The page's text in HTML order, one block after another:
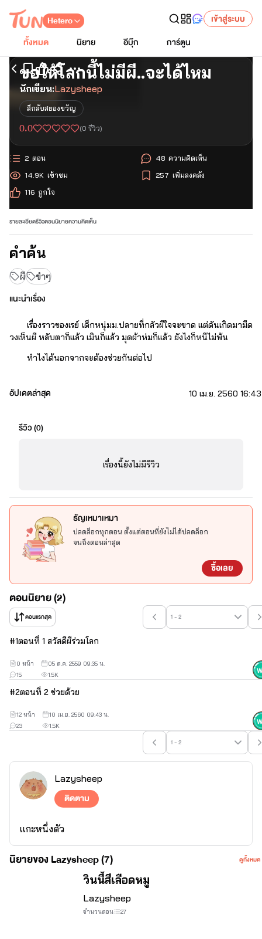
Hetero
เข้าสู่ระบบ
ทั้งหมด
นิยาย อีบุ๊ก การ์ตูน
เริ่มอ่านตอนแรก
ขอให้โลกนี้ไม่มีผี..จะได้ไหม
นักเขียน:Lazysheep
ลึกลับสยองขวัญ
0.0 (0 รีวิว)
ตอน
2
เข้าชม
14.9K
ถูกใจ
116
ความคิดเห็น
48
เพิ่มลงคลัง
257
รายละเอียดรีวิวตอนนิยายความคิดเห็น
คำค้น
ผี ขำๆ
แนะนำเรื่อง
เรื่องราวของเรย์ เด็กหนุ่มม.ปลายที่กลัวผีใจจะขาด แต่ดันเกิดมามีด
วงเห็นผี หลับตาก็แล้ว เมินก็แล้ว มุดผ้าห่มก็แล้ว ยังไงก็หนีไม่พ้น
ทำไงได้นอกจากจะต้องช่วยกันต่อไป
เรื่องนี้ผีฮาๆค่ะ
อัปเดตล่าสุด 10 เม.ย. 2560
รีวิว (0)
เรื่องนี้ยังไม่มีรีวิว
ธัญเหมาเหมา
ปลดล็อกทุกตอน ตั้งแต่ตอนที่ยังไม่ได้ปลดล็อก
จนถึงตอนล่าสุด
ซื้อเลย
ตอนนิยาย (2)
ตอนแรกสุด 1 - 2
#1ตอนที่ 1 สวัสดีผีร่วมโลก
1.5K
15
0 หน้า 05 ต.ค. 2559 09:35 น.
#2ตอนที่ 2 ช่วยด้วย
1.5K
23
12 หน้า 10 เม.ย. 2560 09:43 น.
1 - 2
Lazysheep
ติดตาม
แกะหนึ่งตัว
นิยายของ Lazysheep (7) ดูทั้งหมด
วินนี้สีเลือดหมู
Lazysheep
จำนวนตอน 27